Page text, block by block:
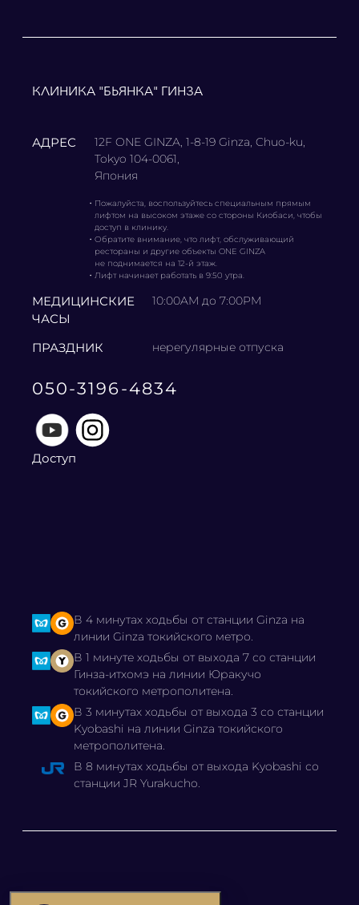
КЛИНИКА "БЬЯНКА" ГИНЗА
АДРЕС
12F ONE GINZA, 1-8-19 Ginza, Chuo-ku,
Tokyo 104-0061,
Япония
・ Пожалуйста, воспользуйтесь специальным прямым
лифтом на высоком этаже со стороны Киобаси, чтобы
доступ в клинику.
・ Обратите внимание, что лифт, обслуживающий
рестораны и другие объекты ONE GINZA
не поднимается на 12-й этаж.
・ Лифт начинает работать в 9:50 утра.
МЕДИЦИНСКИЕ
ЧАСЫ
10:00AM до 7:00PM
ПРАЗДНИК нерегулярные отпуска
050-3196-4834
Доступ
В 4 минутах ходьбы от станции Ginza на
линии Ginza токийского метро.
В 1 минуте ходьбы от выхода 7 со станции
Гинза-итхомэ на линии Юракучо
токийского метрополитена.
В 3 минутах ходьбы от выхода 3 со станции
Kyobashi на линии Ginza токийского
метрополитена.
В 8 минутах ходьбы от выхода Kyobashi со
станции JR Yurakucho.